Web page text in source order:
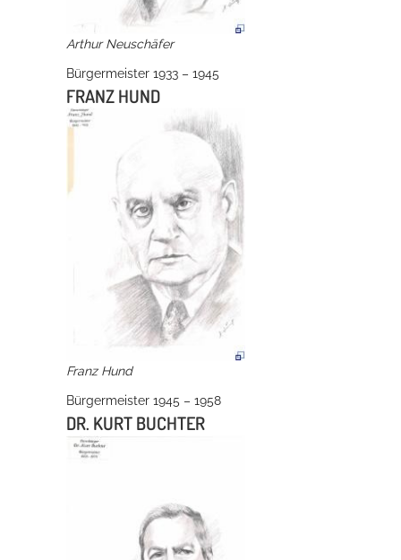
Arthur Neuschäfer
Bürgermeister 1933 – 1945
FRANZ HUND
Franz Hund
Bürgermeister 1945 – 1958
DR. KURT BUCHTER